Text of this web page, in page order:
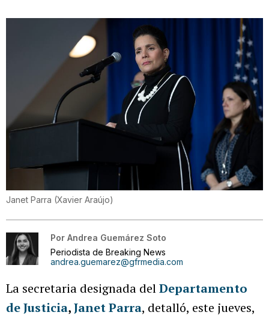
Janet Parra (Xavier Araújo)
Por Andrea Guemárez Soto
Periodista de Breaking News
andrea.guemarez@gfrmedia.com
La secretaria designada delDepartamento
de Justicia,Janet Parra, detalló, este jueves,